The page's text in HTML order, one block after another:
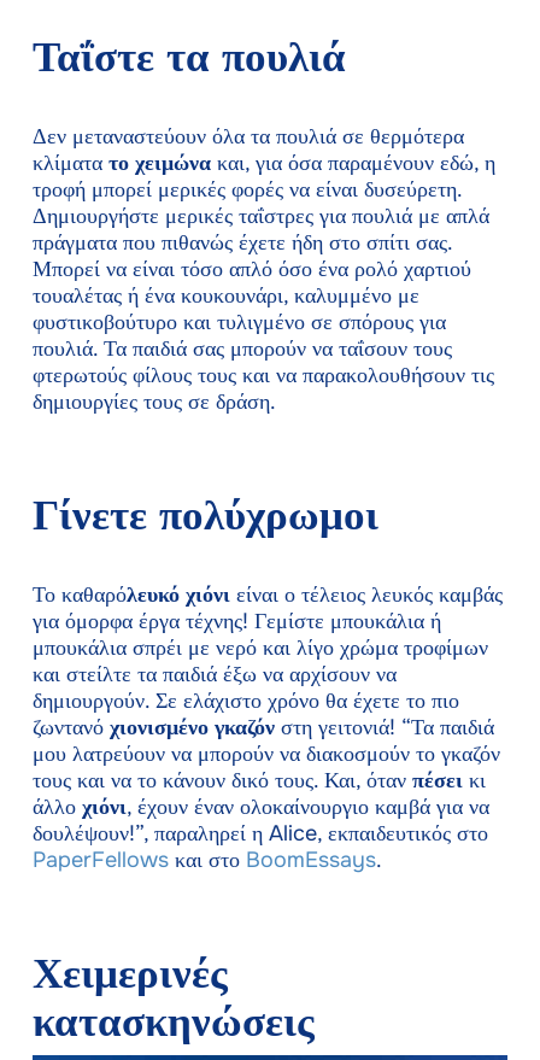
Ταΐστε τα πουλιά
Δεν μεταναστεύουν όλα τα πουλιά σε θερμότερα
κλίματα το χειμώνακαι, για όσα παραμένουν εδώ, η
τροφή μπορεί μερικές φορές να είναι δυσεύρετη.
Δημιουργήστε μερικές ταΐστρες για πουλιά με απλά
πράγματα που πιθανώς έχετε ήδη στο σπίτι σας.
Μπορεί να είναι τόσο απλό όσο ένα ρολό χαρτιού
τουαλέτας ή ένα κουκουνάρι, καλυμμένο με
φυστικοβούτυρο και τυλιγμένο σε σπόρους για
πουλιά. Τα παιδιά σας μπορούν να ταΐσουν τους
φτερωτούς φίλους τους και να παρακολουθήσουν τις
δημιουργίες τους σε δράση.
Γίνετε πολύχρωμοι
Το καθαρόλευκό χιόνιείναι ο τέλειος λευκός καμβάς
για όμορφα έργα τέχνης! Γεμίστε μπουκάλια ή
μπουκάλια σπρέι με νερό και λίγο χρώμα τροφίμων
και στείλτε τα παιδιά έξω να αρχίσουν να
δημιουργούν. Σε ελάχιστο χρόνο θα έχετε το πιο
ζωντανό χιονισμένο γκαζόνστη γειτονιά! “Τα παιδιά
μου λατρεύουν να μπορούν να διακοσμούν το γκαζόν
τους και να το κάνουν δικό τους. Και, όταν πέσεικι
άλλο χιόνι, έχουν έναν ολοκαίνουργιο καμβά για να
δουλέψουν!”, παραληρεί η Alice, εκπαιδευτικός στο
PaperFellowsκαι στο BoomEssays.
Χειμερινές
κατασκηνώσεις